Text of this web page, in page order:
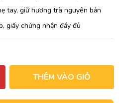
tay, giữ hương trà nguyên bản
giấy chứng nhận đầy đủ
THÊM VÀO GIỎ